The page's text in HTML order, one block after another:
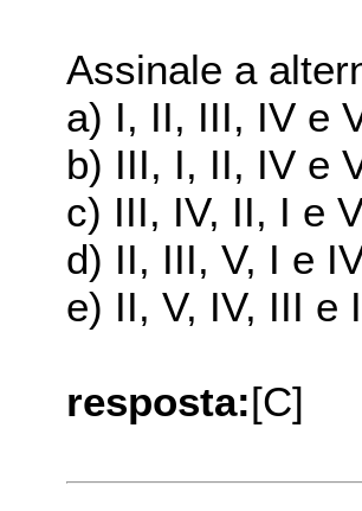
Assinale a
a) I, II, III, IV e
b) III, I, II, IV e
c) III, IV, II, I e
d) II, III, V, I e
e) II, V, IV, III e I
resposta:[C]